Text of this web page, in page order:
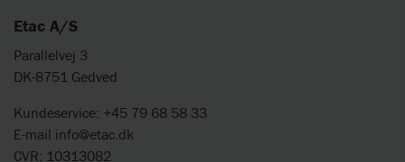
Etac A/S
Parallelvej 3
DK-8751 Gedved
Kundeservice: +45 79 68 58 33
E-mail info@etac.dk
CVR: 10313082